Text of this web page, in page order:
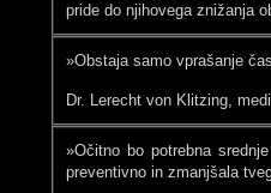
pride do njihovega znižanja
»Obstaja samo vprašanje
Dr. Lerecht von Klitzing,
»Očitno bo potrebna
preventivno in zmanjšala